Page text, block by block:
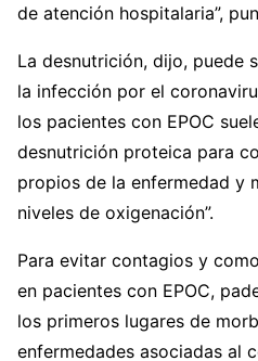
de atención hospitalaria”,
La desnutrición, dijo, puede
la infección por el
los pacientes con EPOC
desnutrición proteica para
propios de la enfermedad y
niveles de oxigenación”.
Para evitar contagios y
en pacientes con EPOC,
los primeros lugares de
enfermedades asociadas al